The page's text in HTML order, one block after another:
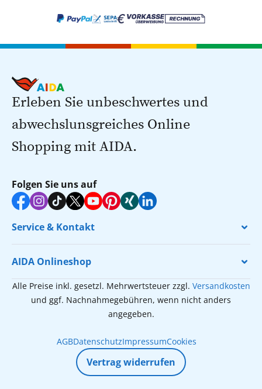
Erleben Sie unbeschwertes und
abwechslunsgreiches Online
Shopping mit AIDA.
Folgen Sie uns auf
Service & Kontakt
AIDA Onlineshop
Alle Preise inkl. gesetzl. Mehrwertsteuer zzgl. Versandkosten
und ggf. Nachnahmegebühren, wenn nicht anders
angegeben.
AGBDatenschutzImpressumCookies
Vertrag widerrufen